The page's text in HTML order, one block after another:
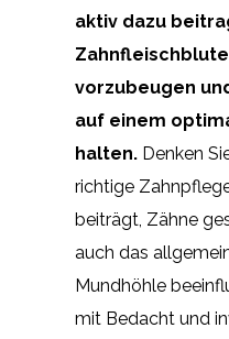
aktiv dazu
vorzubeugen
auf einem
halten. Denken
richtige
beiträgt, Zähne
auch das
Mundhöhle
mit Bedacht und